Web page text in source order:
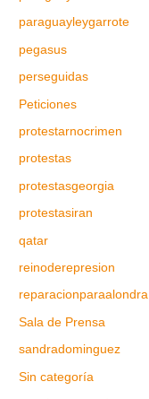
paraguayleygarrote
pegasus
perseguidas
Peticiones
protestarnocrimen
protestas
protestasgeorgia
protestasiran
qatar
reinoderepresion
reparacionparaalondra
Sala de Prensa
sandradominguez
Sin categoría